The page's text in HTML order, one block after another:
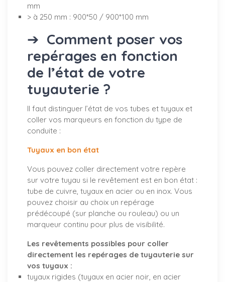
mm
> à 250 mm : 900*50 / 900*100 mm
➔ Comment poser vos
repérages en fonction
de l’état de votre
tuyauterie ?
Il faut distinguer l’état de vos tubes et tuyaux et
coller vos marqueurs en fonction du type de
conduite :
Tuyaux en bon état
Vous pouvez coller directement votre repère
sur votre tuyau si le revêtement est en bon état :
tube de cuivre, tuyaux en acier ou en inox. Vous
pouvez choisir au choix un repérage
prédécoupé (sur planche ou rouleau) ou un
marqueur continu pour plus de visibilité.
Les revêtements possibles pour coller
directement les repérages de tuyauterie sur
vos tuyaux :
tuyaux rigides (tuyaux en acier noir, en acier